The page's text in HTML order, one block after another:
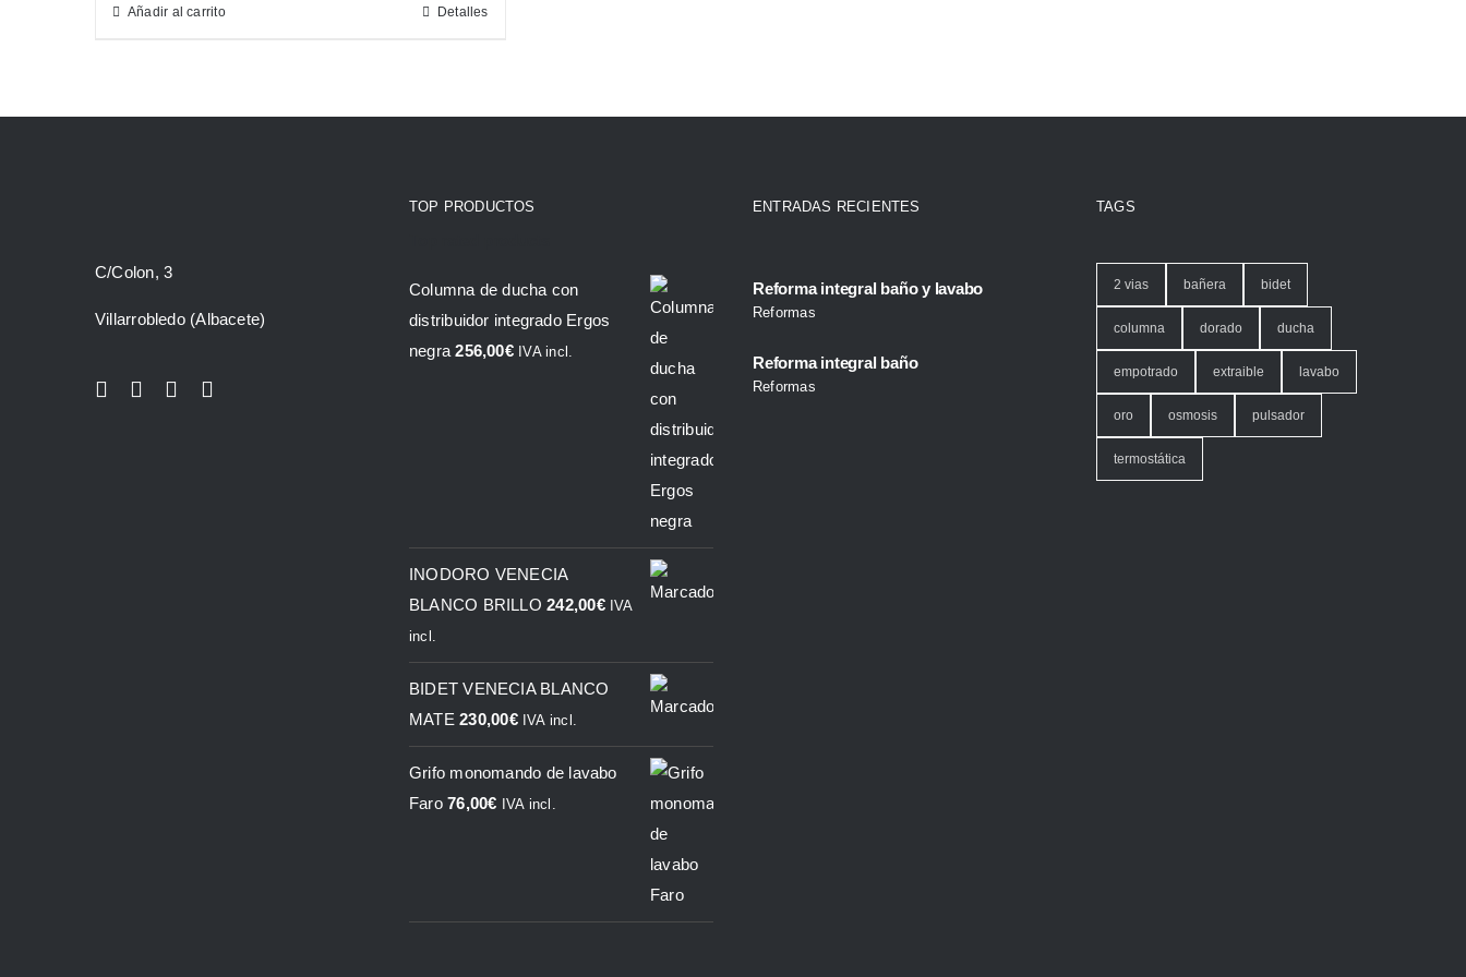
Añadir al carrito Detalles
C/Colon, 3
Villarrobledo (Albacete)
TOP PRODUCTOS
Columna de ducha con
distribuidor integrado Ergos
negra 256,00€ IVA incl.
INODORO VENECIA
BLANCO BRILLO 242,00€ IVA
incl.
BIDET VENECIA BLANCO
MATE 230,00€ IVA incl.
Grifo monomando de lavabo
Faro 76,00€ IVA incl.
ENTRADAS RECIENTES
Reforma integral baño y lavabo
Reformas
Reforma integral baño
Reformas
TAGS
2 vias bañera bidet
columna dorado ducha
empotrado extraible lavabo
oro osmosis pulsador
termostática